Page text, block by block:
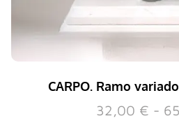
CARPO. Ramo
32,00 € -